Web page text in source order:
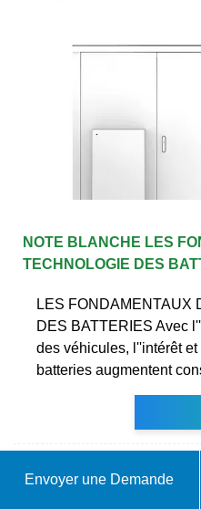
NOTE BLANCHE LES
TECHNOLOGIE DES
LES FONDAMENTAUX
DES BATTERIES Avec
des véhicules, l''intérêt
batteries augmentent
Envoyer une Demande